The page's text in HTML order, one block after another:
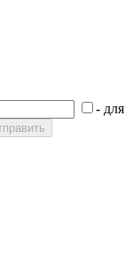
- для